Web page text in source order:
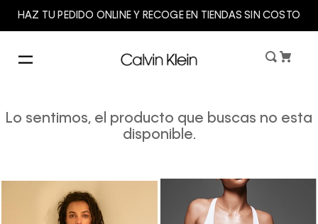
HAZ TU PEDIDO ONLINE Y RECOGE EN TIENDAS SIN COSTO
Lo sentimos, el producto que buscas no esta
disponible.